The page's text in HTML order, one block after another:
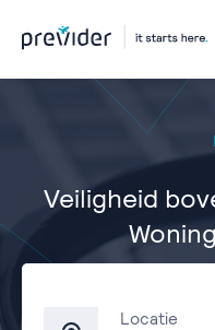
Veiligheid
Locatie